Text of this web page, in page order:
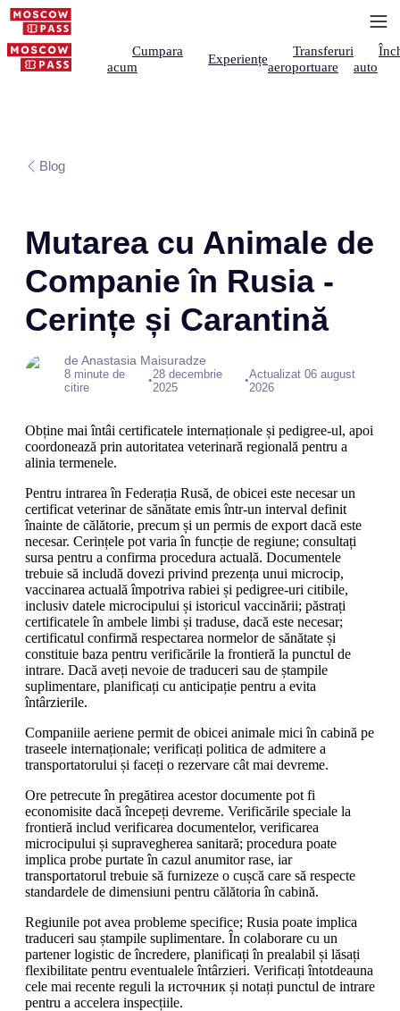
Cumpara
acum
Experiențe
Transferuri
aeroportuare
auto
Blog
Mutarea cu Animale de
Companie în Rusia -
Cerințe și Carantină
de Anastasia Maisuradze
8 minute de
citire
•28 decembrie
2025
•Actualizat 06 august
2026
Obține mai întâi certificatele internaționale și pedigree-ul, apoi
coordonează prin autoritatea veterinară regională pentru a
alinia termenele.
Pentru intrarea în Federația Rusă, de obicei este necesar un
certificat veterinar de sănătate emis într-un interval definit
înainte de călătorie, precum și un permis de export dacă este
necesar. Cerințele pot varia în funcție de regiune; consultați
sursa pentru a confirma procedura actuală. Documentele
trebuie să includă dovezi privind prezența unui microcip,
vaccinarea actuală împotriva rabiei și pedigree-uri citibile,
inclusiv datele microcipului și istoricul vaccinării; păstrați
certificatele în ambele limbi și traduse, dacă este necesar;
certificatul confirmă respectarea normelor de sănătate și
constituie baza pentru verificările la frontieră la punctul de
intrare. Dacă aveți nevoie de traduceri sau de ștampile
suplimentare, planificați cu anticipație pentru a evita
întârzierile.
Companiile aeriene permit de obicei animale mici în cabină pe
traseele internaționale; verificați politica de admitere a
transportatorului și faceți o rezervare cât mai devreme.
Ore petrecute în pregătirea acestor documente pot fi
economisite dacă începeți devreme. Verificările speciale la
frontieră includ verificarea documentelor, verificarea
microcipului și supravegherea sanitară; procedura poate
implica probe purtate în cazul anumitor rase, iar
transportatorul trebuie să furnizeze o cușcă care să respecte
standardele de dimensiuni pentru călătoria în cabină.
Regiunile pot avea probleme specifice; Rusia poate implica
traduceri sau ștampile suplimentare. În colaborare cu un
partener logistic de încredere, planificați în prealabil și lăsați
flexibilitate pentru eventualele întârzieri. Verificați întotdeauna
cele mai recente reguli la источник și notați punctul de intrare
pentru a accelera inspecțiile.